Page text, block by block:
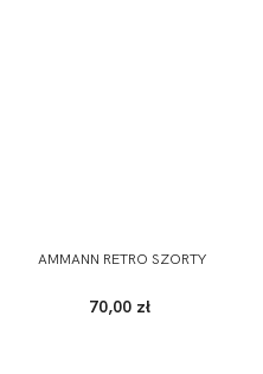
AMMANN RETRO SZORTY
70,00 zł